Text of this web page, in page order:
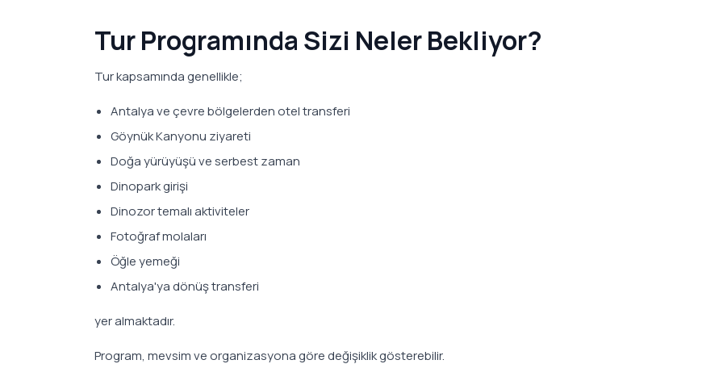
Tur Programında Sizi Neler Bekliyor?
Tur kapsamında genellikle;
Antalya ve çevre bölgelerden otel transferi
Göynük Kanyonu ziyareti
Doğa yürüyüşü ve serbest zaman
Dinopark girişi
Dinozor temalı aktiviteler
Fotoğraf molaları
Öğle yemeği
Antalya'ya dönüş transferi
yer almaktadır.
Program, mevsim ve organizasyona göre değişiklik gösterebilir.